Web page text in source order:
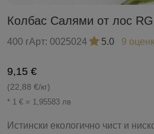
Колбас Салями от лос
400 гАрт: 0025024 5.0 9
9,15 €
(22,88 €/кг)
* 1 € = 1,95583 лв
Истински екологично чист и